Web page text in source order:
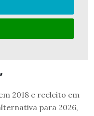
2018 e reeleito em
para 2026,